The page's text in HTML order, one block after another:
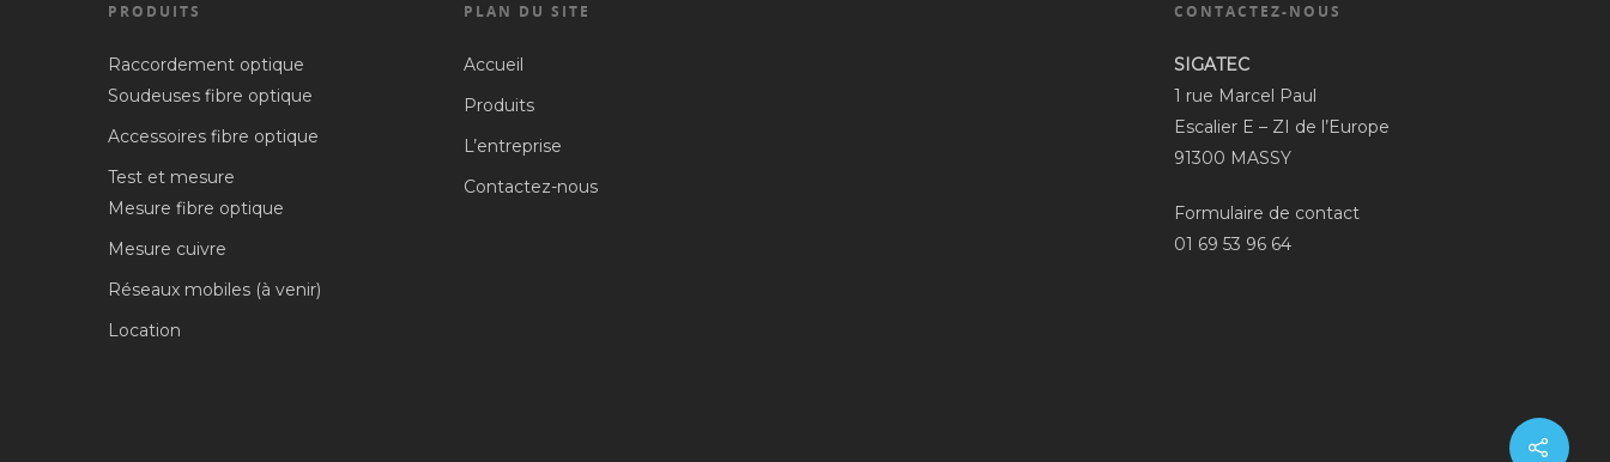
PRODUITS
Raccordement optique
Soudeuses fibre optique
Accessoires fibre optique
Test et mesure
Mesure fibre optique
Mesure cuivre
Réseaux mobiles (à venir)
Location
PLAN DU SITE
Accueil
Produits
L’entreprise
Contactez-nous
CONTACTEZ-NOUS
SIGATEC
1 rue Marcel Paul
Escalier E – ZI de l’Europe
91300 MASSY
Formulaire de contact
01 69 53 96 64